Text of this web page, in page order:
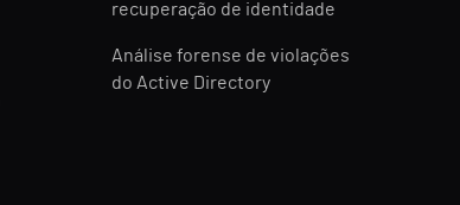
recuperação de identidade
Análise forense de violações
do Active Directory